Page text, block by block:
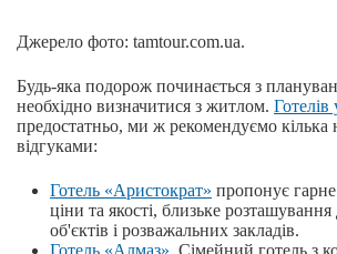
Джерело фото: tamtour.com.ua.
Будь-яка подорож починається з
необхідно визначитися з житлом. Готелів
предостатньо, ми ж рекомендуємо кілька
відгуками:
Готель «Аристократ» пропонує
ціни та якості, близьке
об'єктів і розважальних закладів.
Готель «Алмаз». Сімейний готель з